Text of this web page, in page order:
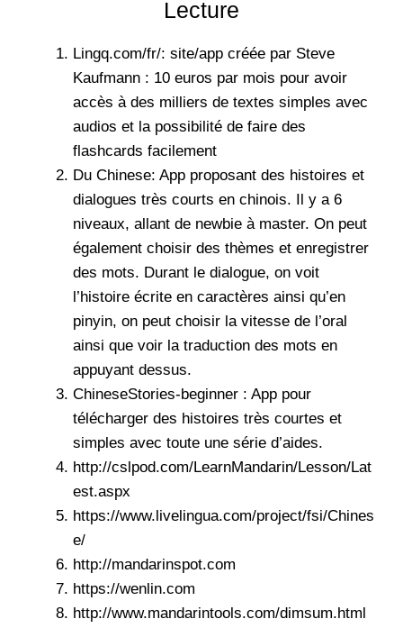
Lecture
Lingq.com/fr/: site/app créée par Steve
Kaufmann : 10 euros par mois pour avoir
accès à des milliers de textes simples avec
audios et la possibilité de faire des
flashcards facilement
Du Chinese: App proposant des histoires et
dialogues très courts en chinois. Il y a 6
niveaux, allant de newbie à master. On peut
également choisir des thèmes et enregistrer
des mots. Durant le dialogue, on voit
l’histoire écrite en caractères ainsi qu’en
pinyin, on peut choisir la vitesse de l’oral
ainsi que voir la traduction des mots en
appuyant dessus.
ChineseStories-beginner : App pour
télécharger des histoires très courtes et
simples avec toute une série d’aides.
http://cslpod.com/LearnMandarin/Lesson/Lat
est.aspx
https://www.livelingua.com/project/fsi/Chines
e/
http://mandarinspot.com
https://wenlin.com
http://www.mandarintools.com/dimsum.html